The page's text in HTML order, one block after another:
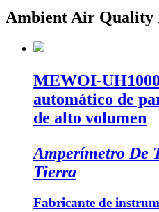
Ambient Air Quality
MEWOI-
automático de
de alto volumen
Amperímetro De
Tierra
Fabricante de